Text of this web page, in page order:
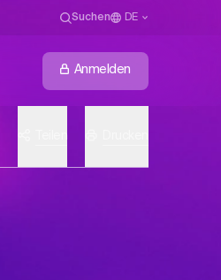
Suchen DE
Anmelden